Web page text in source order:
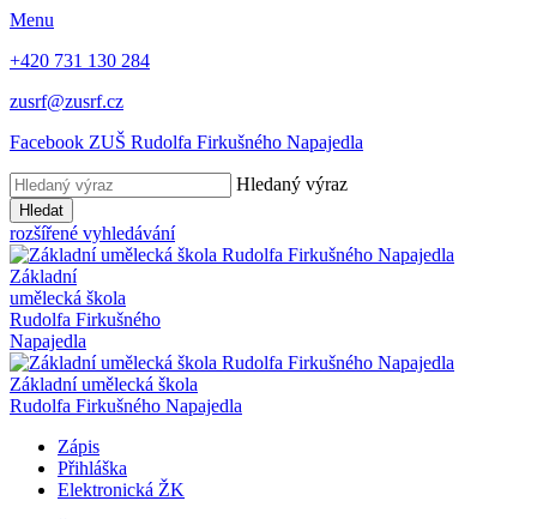
Menu
+420 731 130 284
zusrf@zusrf.cz
Facebook ZUŠ Rudolfa Firkušného Napajedla
Hledaný výraz
Hledat
rozšířené vyhledávání
Základní
umělecká škola
Rudolfa Firkušného
Napajedla
Základní umělecká škola
Rudolfa Firkušného Napajedla
Zápis
Přihláška
Elektronická ŽK